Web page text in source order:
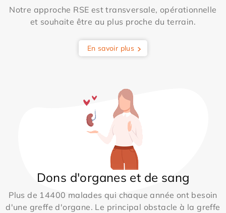
Notre approche RSE est transversale, opérationnelle
et souhaite être au plus proche du terrain.
En savoir plus
Dons d'organes et de sang
Plus de 14400 malades qui chaque année ont besoin
d'une greffe d'organe. Le principal obstacle à la greffe